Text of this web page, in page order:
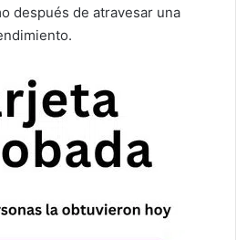
después de atravesar una